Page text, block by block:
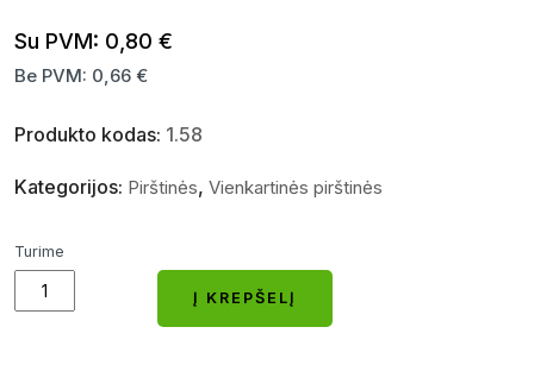
Su PVM: 0,80 €
Be PVM: 0,66 €
Produkto kodas: 1.58
Kategorijos: Pirštinės, Vienkartinės pirštinės
Turime
Vienkartinės
Į KREPŠELĮ